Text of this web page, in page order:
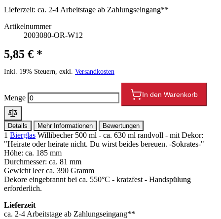
Lieferzeit: ca. 2-4 Arbeitstage ab Zahlungseingang**
Artikelnummer
2003080-OR-W12
5,85 € *
Inkl. 19% Steuern, exkl. Versandkosten
Menge In den Warenkorb
Details Mehr Informationen Bewertungen
1 Bierglas Willibecher 500 ml - ca. 630 ml randvoll - mit Dekor:
"Heirate oder heirate nicht. Du wirst beides bereuen. -Sokrates-"
Höhe: ca. 185 mm
Durchmesser: ca. 81 mm
Gewicht leer ca. 390 Gramm
Dekore eingebrannt bei ca. 550°C - kratzfest - Handspülung
erforderlich.
Lieferzeit
ca. 2-4 Arbeitstage ab Zahlungseingang**